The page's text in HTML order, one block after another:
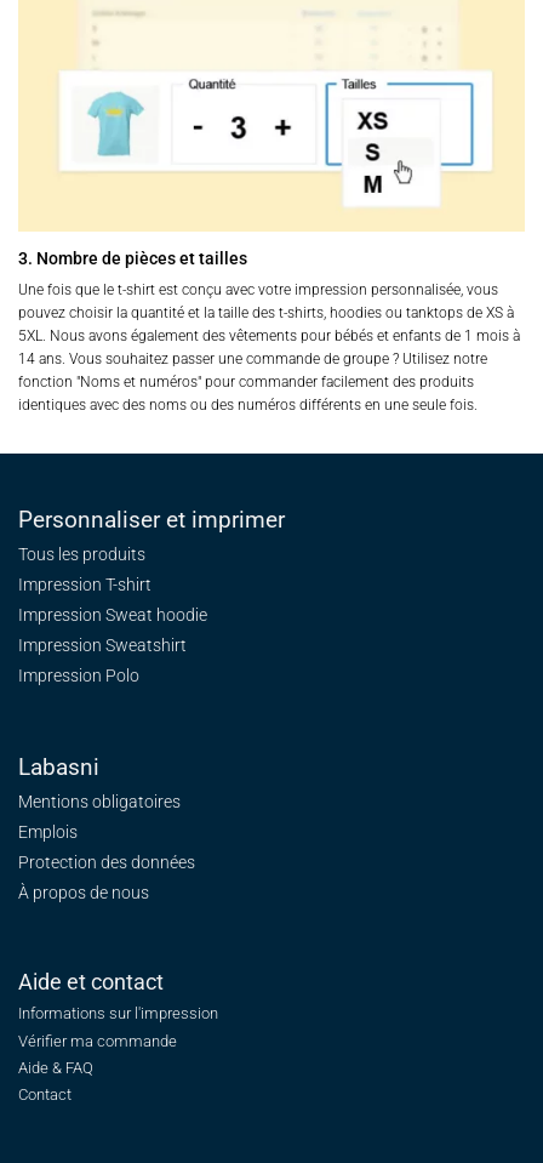
3. Nombre de pièces et tailles
Une fois que le t-shirt est conçu avec votre impression personnalisée, vous
pouvez choisir la quantité et la taille des t-shirts, hoodies ou tanktops de XS à
5XL. Nous avons également des vêtements pour bébés et enfants de 1 mois à
14 ans. Vous souhaitez passer une commande de groupe ? Utilisez notre
fonction "Noms et numéros" pour commander facilement des produits
identiques avec des noms ou des numéros différents en une seule fois.
Personnaliser et imprimer
Tous les produits
Impression T-shirt
Impression Sweat hoodie
Impression Sweatshirt
Impression Polo
Labasni
Mentions obligatoires
Emplois
Protection des données
À propos de nous
Aide et contact
Informations sur l'impression
Vérifier ma commande
Aide & FAQ
Contact